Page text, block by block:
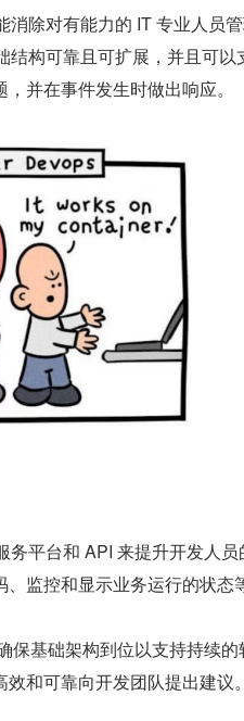
除对有能力的 IT 专业人员
结构可靠且可扩展，并且可以
并在事件发生时做出响应。
平台和 API 来提升开发人员
监控和显示业务运行的状态
保基础架构到位以支持持续的
和可靠向开发团队提出建议。